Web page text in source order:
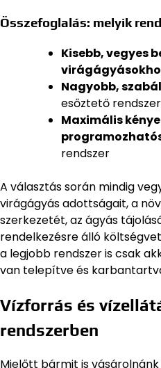
Összefoglalás: melyik
Kisebb, vegyes
Nagyobb,
esőztető rendszer
Maximális
rendszer
A választás során mindig
virágágyás adottságait, a
szerkezetét, az ágyás
rendelkezésre álló
a legjobb rendszer is csak
van telepítve és
Vízforrás és
rendszerben
Mielőtt bármit is